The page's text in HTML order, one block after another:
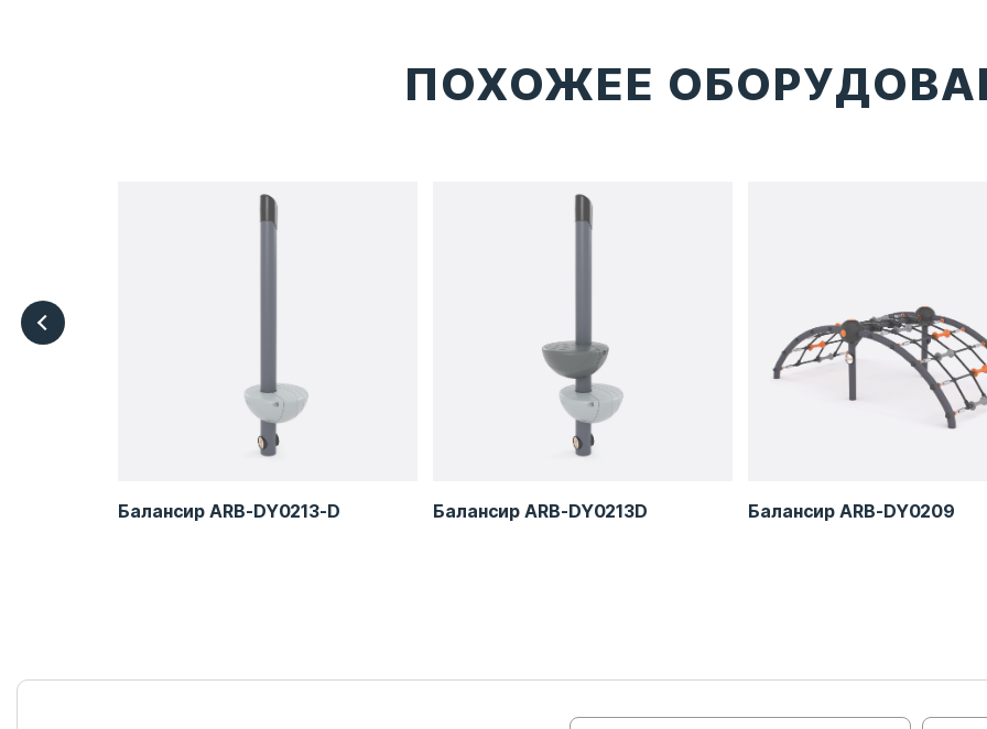
ПОХОЖЕЕ
Балансир ARB-DY0213-D Балансир ARB-DY0213D Балансир ARB-DY0209